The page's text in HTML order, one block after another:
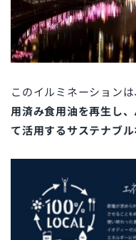
このイルミネーションは
用済み食用油を再生し
て活用するサステナブ